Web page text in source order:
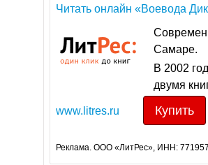
Читать онлайн «Воевода
Самаре.
В 2002
двумя
www.litres.ru Купить
Реклама. ООО «ЛитРес», ИНН: